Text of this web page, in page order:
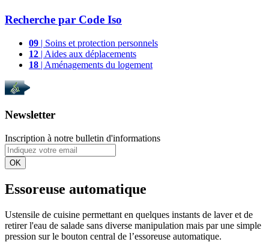
Recherche par Code Iso
09 | Soins et protection personnels
12 | Aides aux déplacements
18 | Aménagements du logement
Newsletter
Inscription à notre bulletin d'informations
OK
Essoreuse automatique
Ustensile de cuisine permettant en quelques instants de laver et de
retirer l'eau de salade sans diverse manipulation mais par une simple
pression sur le bouton central de l’essoreuse automatique.